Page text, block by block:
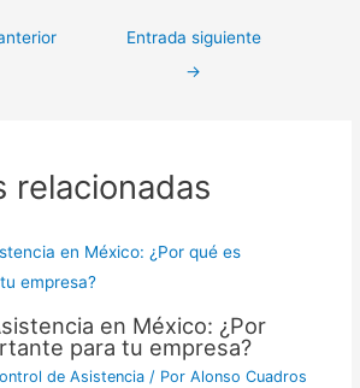
Entrada siguiente
→
relacionadas
en México: ¿Por
para tu empresa?
de Asistencia/ Por Alonso Cuadros